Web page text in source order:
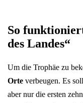
So
des Landes“
Um die Trophäe zu
Orte verbeugen. Es
aber nur die ersten